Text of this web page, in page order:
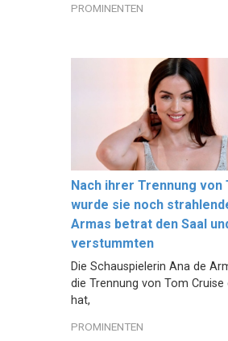
PROMINENTEN
Nach ihrer Trennung von
wurde sie noch
Armas betrat den Saal
verstummten
Die Schauspielerin Ana de
die Trennung von Tom
hat,
PROMINENTEN